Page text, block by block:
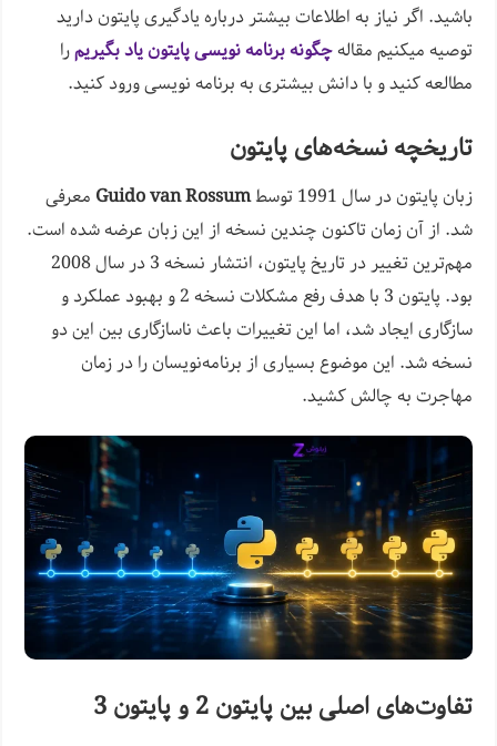
باشید. اگر نیاز به اطلاعات بیشتر درباره یادگیری پایتون دارید
توصیه میکنیم مقالهچگونه برنامه نویسی پایتون یاد بگیریمرا
مطالعه کنید و با دانش بیشتری به برنامه نویسی ورود کنید.
تاریخچه نسخه‌های پایتون
زبان پایتون در سال 1991 توسط Guido van Rossum معرفی
شد. از آن زمان تاکنون چندین نسخه از این زبان عرضه شده است.
مهم‌ترین تغییر در تاریخ پایتون، انتشار نسخه 3 در سال 2008
بود. پایتون 3 با هدف رفع مشکلات نسخه 2 و بهبود عملکرد و
سازگاری ایجاد شد، اما این تغییرات باعث ناسازگاری بین این دو
نسخه شد. این موضوع بسیاری از برنامه‌نویسان را در زمان
مهاجرت به چالش کشید.
تفاوت‌های اصلی بین پایتون 2 و پایتون 3